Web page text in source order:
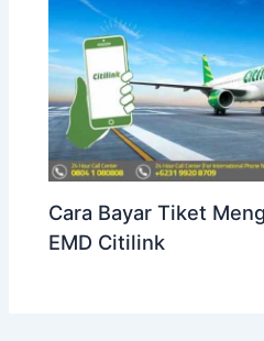
Cara Bayar Tiket
EMD Citilink